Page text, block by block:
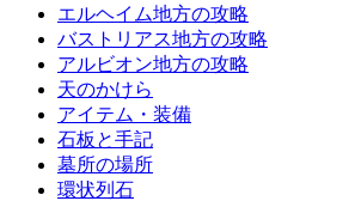
エルヘイム地方の攻略
バストリアス地方の攻略
アルビオン地方の攻略
天のかけら
アイテム・装備
石板と手記
墓所の場所
環状列石